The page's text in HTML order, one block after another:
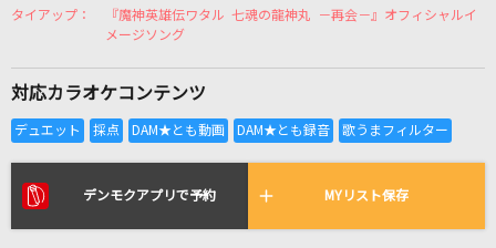
カラオケリクエスト
全国りれき
リアルタイムで歌われている曲の一覧
Amazing Discovery
『魔神英雄伝ワタル 七魂の龍神丸 －再会－』オフィシャルイ
メージソング
対応カラオケコンテンツ
デンモクアプリで予約 MYリスト保存